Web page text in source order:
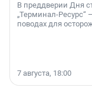
В преддверии Дня
„Терминал-Ресурс“
поводах для
7 августа, 18:00